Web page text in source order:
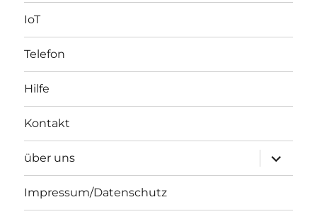
IoT
Telefon
Hilfe
Kontakt
über uns
öffnen
Impressum/Datenschutz